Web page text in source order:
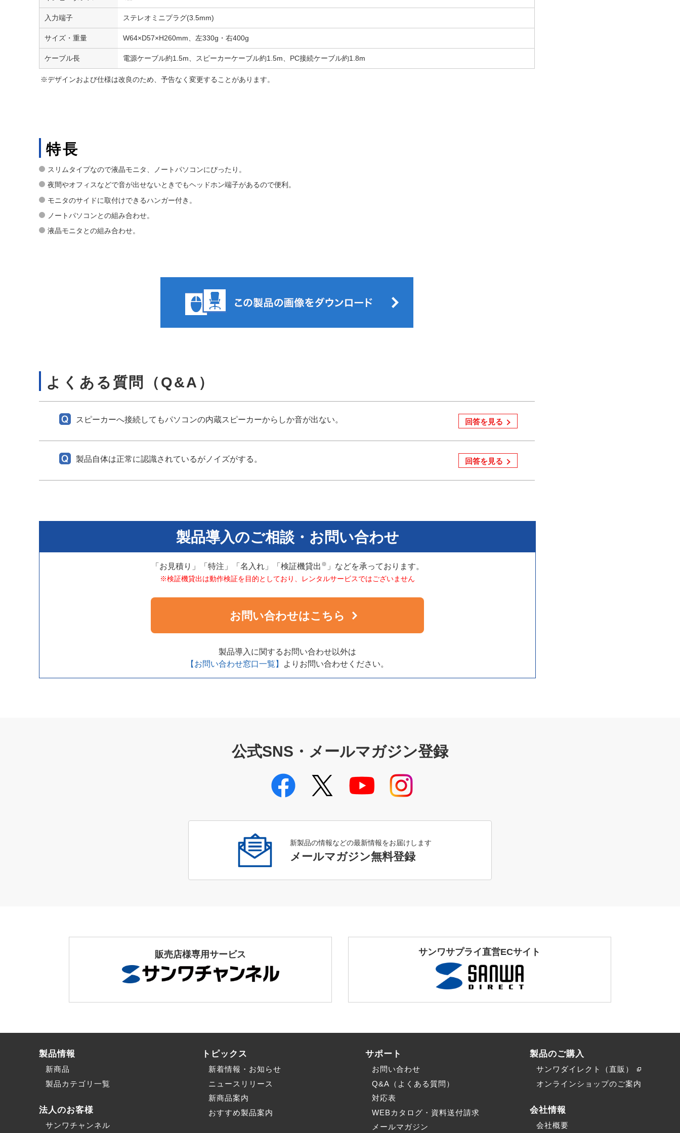
入力端子 ステレオミニプラグ(3.5mm)
サイズ・重量 W64×D57×H260mm、左330g・右400g
ケーブル長 電源ケーブル約1.5m、スピーカーケーブル約1.5m、PC接続ケーブル約1.8m
※デザインおよび仕様は改良のため、予告なく変更することがあります。
特長
スリムタイプなので液晶モニタ、ノートパソコンにぴったり。
夜間やオフィスなどで音が出せないときでもヘッドホン端子があるので便利。
モニタのサイドに取付けできるハンガー付き。
ノートパソコンとの組み合わせ。
液晶モニタとの組み合わせ。
よくある質問（Q&A）
スピーカーへ接続してもパソコンの内蔵スピーカーからしか音が出ない。 回答を見る
製品自体は正常に認識されているがノイズがする。 回答を見る
製品導入のご相談・お問い合わせ
「お見積り」「特注」「名入れ」「検証機貸出 ※ 」などを承っております。
※検証機貸出は動作検証を目的としており、レンタルサービスではございません
お問い合わせはこちら
製品導入に関するお問い合わせ以外は
【お問い合わせ窓口一覧】
よりお問い合わせください。
公式SNS・メールマガジン登録
新製品の情報などの最新情報をお届けします
メールマガジン無料登録
販売店様専用サービス サンワサプライ直営ECサイト
製品情報
新商品
製品カテゴリ一覧
法人のお客様
サンワチャンネル
トピックス
新着情報・お知らせ
ニュースリリース
新商品案内
おすすめ製品案内
サポート
お問い合わせ
Q&A（よくある質問）
対応表
WEBカタログ・資料送付請求
メールマガジン
製品のご購入
サンワダイレクト（直販）
オンラインショップのご案内
会社情報
会社概要